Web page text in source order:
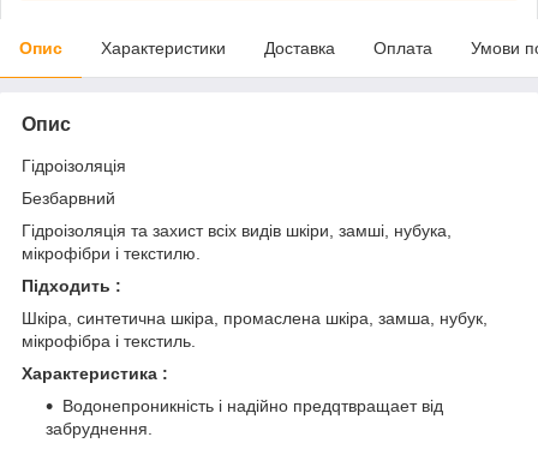
Опис Характеристики Доставка Оплата Умови
Опис
Гідроізоляція
Безбарвний
Гідроізоляція та захист всіх видів шкіри, замші, нубука,
мікрофібри і текстилю.
Підходить :
Шкіра, синтетична шкіра, промаслена шкіра, замша, нубук,
мікрофібра і текстиль.
Характеристика :
Водонепроникність і надійно предqтвращает від
забруднення.